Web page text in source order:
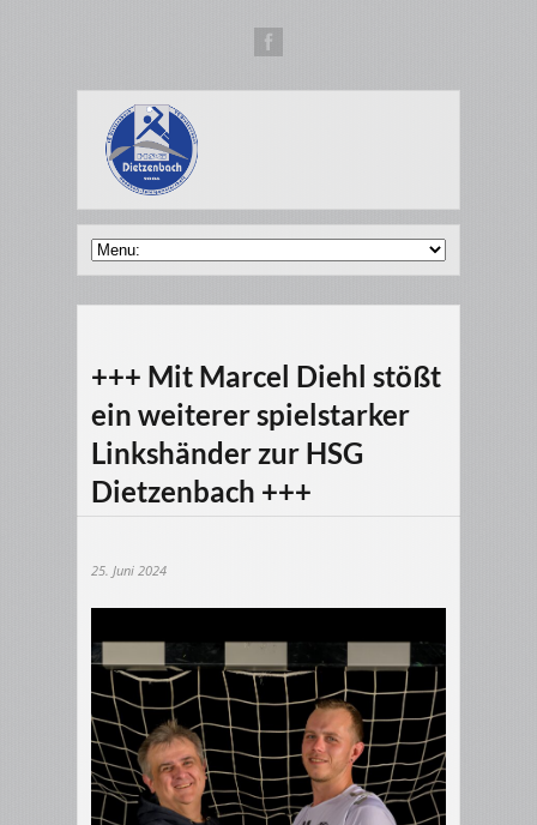
+++ Mit Marcel Diehl stößt
ein weiterer spielstarker
Linkshänder zur HSG
Dietzenbach +++
25. Juni 2024